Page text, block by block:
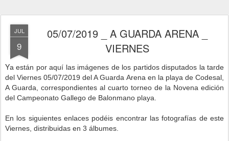
JUL
9
05/07/2019 _ A GUARDA ARENA _
VIERNES
Ya están por aquí las imágenes de los partidos disputados la tarde
del Viernes 05/07/2019 del A Guarda Arena en la playa de Codesal,
A Guarda, correspondientes al cuarto torneo de la Novena edición
del Campeonato Gallego de Balonmano playa.
En los siguientes enlaces podéis encontrar las fotografías de este
Viernes, distribuidas en 3 álbumes.